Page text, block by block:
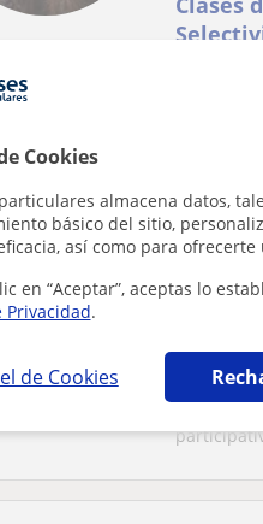
Cookies
almacena datos,
básico del sitio,
así como para
en “Aceptar”, aceptas lo
Privacidad.
de Cookies
y
¡Hola!
Belén
Clases
historia